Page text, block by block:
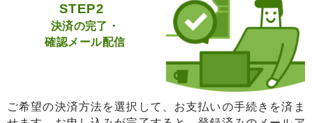
STEP2
決済の完了・
確認メール配信
ご希望の決済方法を選択して、お支払いの手続きを済ま